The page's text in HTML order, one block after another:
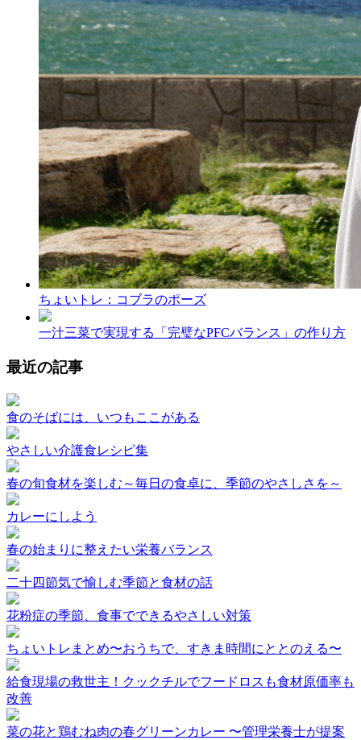
ちょいトレ：コブラのポーズ
一汁三菜で実現する「完璧なPFCバランス」の作り方
最近の記事
食のそばには、いつもここがある
やさしい介護食レシピ集
春の旬食材を楽しむ～毎日の食卓に、季節のやさしさを～
カレーにしよう
春の始まりに整えたい栄養バランス
二十四節気で愉しむ季節と食材の話
花粉症の季節、食事でできるやさしい対策
ちょいトレまとめ〜おうちで、すきま時間にととのえる〜
給食現場の救世主！クックチルでフードロスも食材原価率も
改善
菜の花と鶏むね肉の春グリーンカレー 〜管理栄養士が提案